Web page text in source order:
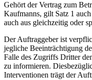
Gehört der Vertrag zum
Kaufmanns, gilt Satz 1
auch aus gleichzeitig oder
Der Auftraggeber ist
jegliche Beeinträchtigung
Falle des Zugriffs Dritter
zu informieren.
Interventionen trägt der